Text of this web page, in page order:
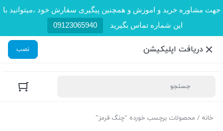
جهت مشاوره خرید و اموزش و همچنین پیگیری سفارش خود ،میتوانید با
این شماره تماس بگیرید
09123065940
دریافت اپلیکیشن نصب
خانه / محصولات برچسب خورده “چنگ قرمز”